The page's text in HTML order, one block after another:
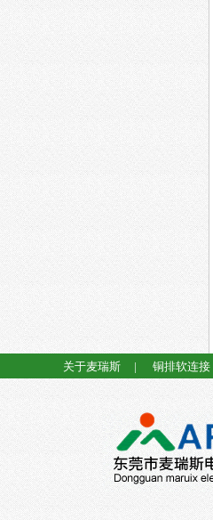
关于麦瑞斯 | 铜排软连接